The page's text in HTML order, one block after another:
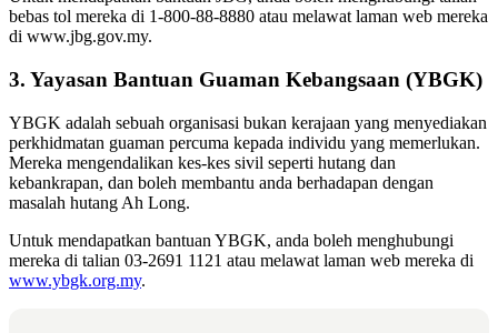
bebas tol mereka di 1-800-88-8880 atau melawat laman web mereka
di www.jbg.gov.my.
3. Yayasan Bantuan Guaman Kebangsaan (YBGK)
YBGK adalah sebuah organisasi bukan kerajaan yang menyediakan
perkhidmatan guaman percuma kepada individu yang memerlukan.
Mereka mengendalikan kes-kes sivil seperti hutang dan
kebankrapan, dan boleh membantu anda berhadapan dengan
masalah hutang Ah Long.
Untuk mendapatkan bantuan YBGK, anda boleh menghubungi
mereka di talian 03-2691 1121 atau melawat laman web mereka di
www.ybgk.org.my.